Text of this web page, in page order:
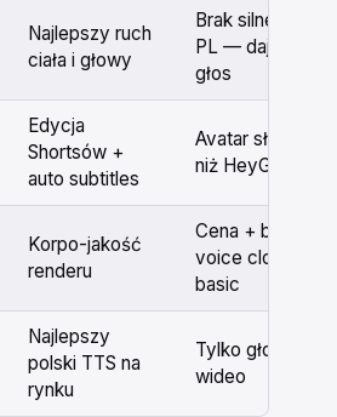
Najlepszy ruch
ciała i głowy
Brak silnego TTS
PL — daj swój
głos
Edycja
Shortsów +
auto subtitles
Avatar słabszy
niż HeyGen
Korpo-jakość
renderu
Cena + brak
voice cloningu w
basic
Najlepszy
polski TTS na
rynku
Tylko głos, bez
wideo